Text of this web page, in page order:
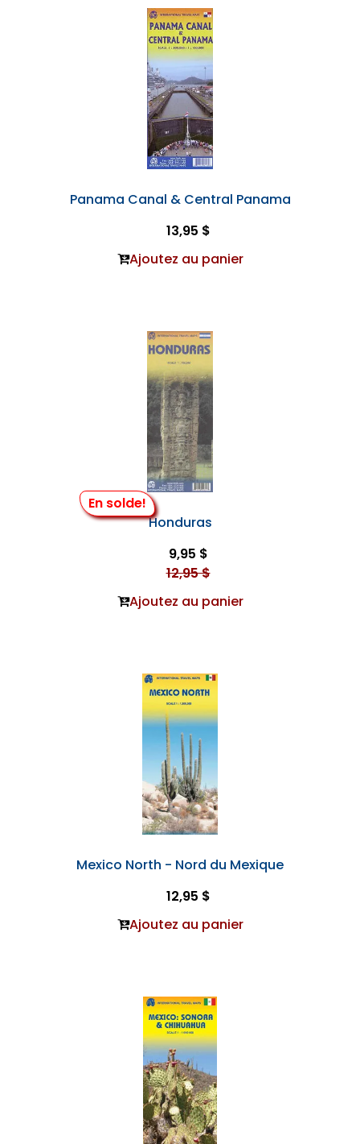
Panama Canal & Central Panama
13,95 $
Ajoutez au panier
En solde!
Honduras
9,95 $
12,95 $
Ajoutez au panier
Mexico North - Nord du Mexique
12,95 $
Ajoutez au panier